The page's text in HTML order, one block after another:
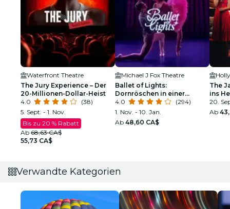
Waterfront Theatre
The Jury Experience – Der
20-Millionen-Dollar-Heist
4.0
(38)
5. Sept. - 1. Nov.
Bis zu 20 % Rabatt
Ab 68,63 CA$
55,73 CA$
Michael J Fox Theatre
Ballet of Lights:
Dornröschen in einer
funkelnden Show
4.0
(294)
1. Nov. - 10. Jan.
Ab 48,60 CA$
The
ins
20.
Ab
Verwandte Kategorien